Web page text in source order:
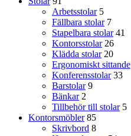
Arbetsstolar 5
Fällbara stolar 7
Stapelbara stolar 41
Kontorsstolar 26
Klädda stolar 20
Ergonomiskt sittande
Konferensstolar 33
Barstolar 9
Bänkar 2
Tillbehör till stolar 5
Kontorsmöbler 85
Skrivbord 8